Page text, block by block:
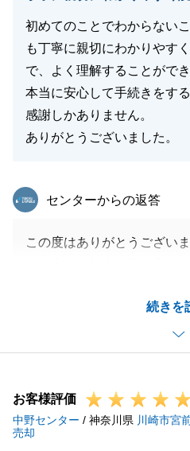
初めてのことでわからない
も丁寧に親切にわかりやす
で、よく理解することができ
本当に安心して手続きをす
感謝しかありません。
ありがとうございました。
続きを
東急リバブル
センターからの返答
この度はありがとうございま
オンラインでの打ち合わせ
引き続き売却代金をご共有
すのでご遠慮なくご相談下さ
今後とも宜しくお願いいた
お客様評価
中野センター / 神奈川県 川崎市宮
売却